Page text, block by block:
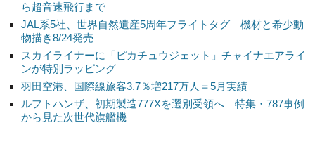
ら超音速飛行まで
JAL系5社、世界自然遺産5周年フライトタグ 機材と希少動
物描き8/24発売
スカイライナーに「ピカチュウジェット」チャイナエアライ
ンが特別ラッピング
羽田空港、国際線旅客3.7％増217万人＝5月実績
ルフトハンザ、初期製造777Xを選別受領へ 特集・787事例
から見た次世代旗艦機